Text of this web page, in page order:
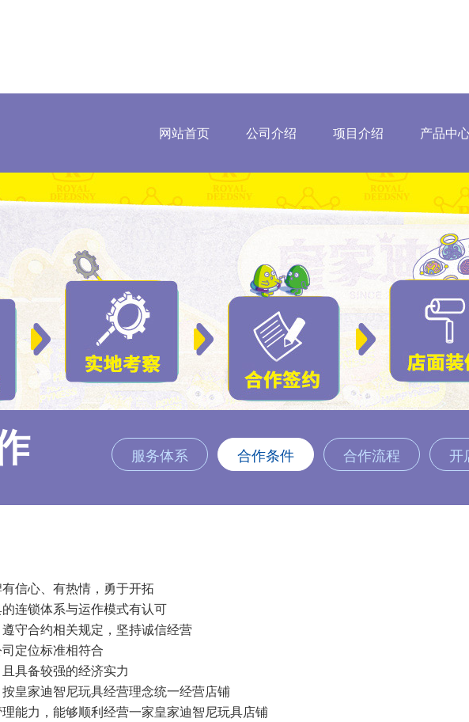
网站首页 公司介绍 项目介绍 产品中
服务体系 合作条件 合作流程 开
信心、有热情，勇于开拓
连锁体系与运作模式有认可
合约相关规定，坚持诚信经营
定位标准相符合
具备较强的经济实力
家迪智尼玩具经营理念统一经营店铺
力，能够顺利经营一家皇家迪智尼玩具店铺